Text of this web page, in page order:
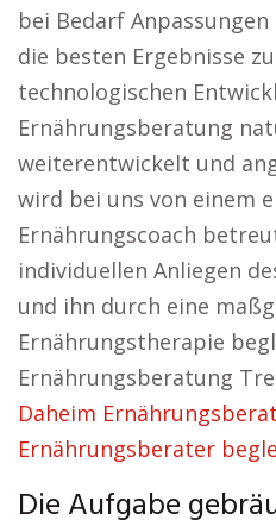
bei Bedarf
die besten Ergebnisse
technologischen
Ernährungsberatung
weiterentwickelt und
wird bei uns von einem
Ernährungscoach
individuellen Anliegen
und ihn durch eine
Ernährungstherapie
Ernährungsberatung
Daheim
Ernährungsberater
Die Aufgabe